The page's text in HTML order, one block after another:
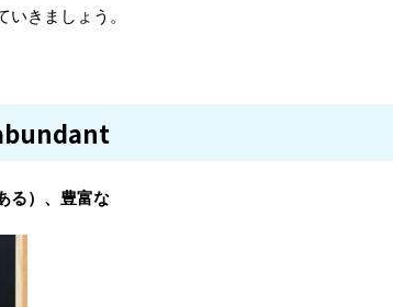
きましょう。
る）、豊富な